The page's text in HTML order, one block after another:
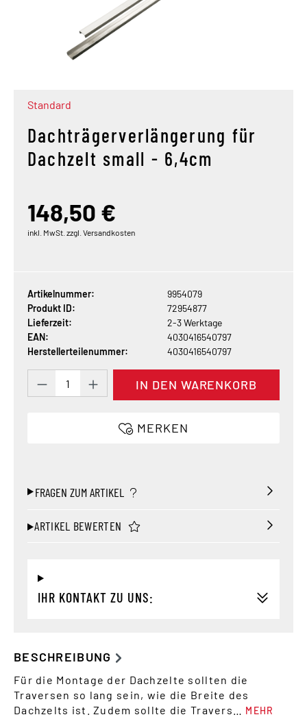
Standard
Dachträgerverlängerung für
Dachzelt small - 6,4cm
148,50 €
inkl. MwSt. zzgl. Versandkosten
Artikelnummer:
9954079
Produkt ID:
72954877
Lieferzeit:
2-3 Werktage
EAN:
4030416540797
Herstellerteilenummer:
4030416540797
Produkt Anzahl: Gib den gewünschten
IN DEN WARENKORB
MERKEN
FRAGEN ZUM ARTIKEL
ARTIKEL BEWERTEN
IHR KONTAKT ZU UNS:
BESCHREIBUNG
Für die Montage der Dachzelte sollten die
Traversen so lang sein, wie die Breite des
Dachzelts ist. Zudem sollte die Travers… MEHR